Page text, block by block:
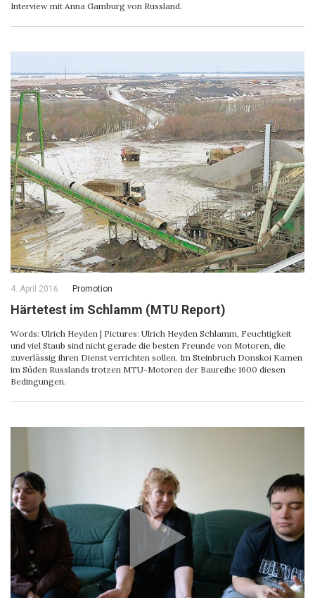
Interview mit Anna Gamburg von Russland.
4. April 2016 Promotion
Härtetest im Schlamm (MTU Report)
Words: Ulrich Heyden | Pictures: Ulrich Heyden Schlamm, Feuchtigkeit
und viel Staub sind nicht gerade die besten Freunde von Motoren, die
zuverlässig ihren Dienst verrichten sollen. Im Steinbruch Donskoi Kamen
im Süden Russlands trotzen MTU-Motoren der Baureihe 1600 diesen
Bedingungen.